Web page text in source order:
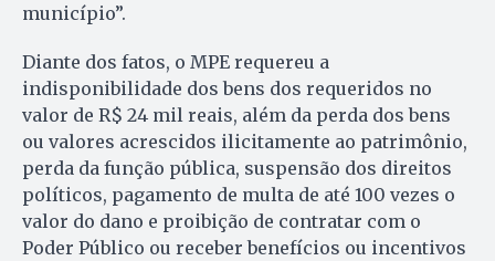
município”.
Diante dos fatos, o MPE requereu a
indisponibilidade dos bens dos requeridos no
valor de R$ 24 mil reais, além da perda dos bens
ou valores acrescidos ilicitamente ao patrimônio,
perda da função pública, suspensão dos direitos
políticos, pagamento de multa de até 100 vezes o
valor do dano e proibição de contratar com o
Poder Público ou receber benefícios ou incentivos